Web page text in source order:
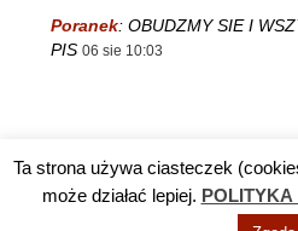
Poranek: OBUDZMY SIE I
PIS 06 sie 10:03
Reklama TV DĘBA Polityka
Ta strona używa ciasteczek
może działać lepiej. POLITYKA